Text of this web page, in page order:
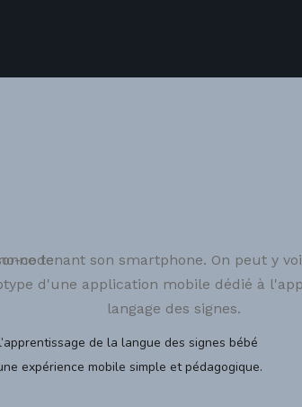
de la langue des signes bébé
expérience mobile simple et pédagogique.